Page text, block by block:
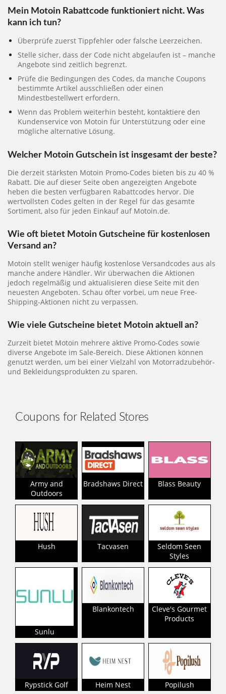
Mein Motoin Rabattcode funktioniert nicht. Was
kann ich tun?
Überprüfe zuerst Tippfehler oder falsche Leerzeichen.
Stelle sicher, dass der Code nicht abgelaufen ist – manche
Angebote sind zeitlich begrenzt.
Prüfe die Bedingungen des Codes, da manche Coupons
bestimmte Artikel ausschließen oder einen
Mindestbestellwert erfordern.
Wenn das Problem weiterhin besteht, kontaktiere den
Kundenservice von Motoin für Unterstützung oder eine
mögliche alternative Lösung.
Welcher Motoin Gutschein ist insgesamt der beste?
Die derzeit stärksten Motoin Promo-Codes bieten bis zu 40 %
Rabatt. Die auf dieser Seite oben angezeigten Angebote
heben die besten verfügbaren Rabattcodes hervor. Die
wertvollsten Codes gelten in der Regel für das gesamte
Sortiment, also für jeden Einkauf auf Motoin.de.
Wie oft bietet Motoin Gutscheine für kostenlosen
Versand an?
Motoin stellt weniger häufig kostenlose Versandcodes aus als
manche andere Händler. Wir überwachen die Aktionen
jedoch regelmäßig und aktualisieren diese Seite mit den
neuesten Angeboten. Schau öfter vorbei, um neue Free-
Shipping-Aktionen nicht zu verpassen.
Wie viele Gutscheine bietet Motoin aktuell an?
Zurzeit bietet Motoin mehrere aktive Promo-Codes sowie
diverse Angebote im Sale-Bereich. Diese Aktionen können
genutzt werden, um bei einer Vielzahl von Motorradzubehör-
und Bekleidungsprodukten zu sparen.
Coupons for Related Stores
Army and
Outdoors
Bradshaws Direct Blass Beauty
Hush Tacvasen
Seldom Seen
Styles
Sunlu
Blankontech
Cleve's Gourmet
Products
Rypstick Golf Heim Nest Popilush